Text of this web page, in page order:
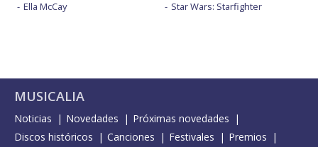
Ella McCay
Star Wars: Starfighter
MUSICALIA
Noticias Novedades
Próximas novedades
Discos históricos
Canciones Festivales
Premios